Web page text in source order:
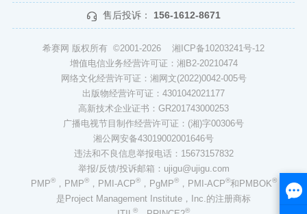
售后投诉： 156-1612-8671
希赛网 版权所有 ©2001-2026 湘ICP备10203241号-12
增值电信业务经营许可证：湘B2-20210474
网络文化经营许可证：湘网文(2022)0042-005号
出版物经营许可证：4301042021177
高新技术企业证书：GR201743000253
广播电视节目制作经营许可证：(湘)字00306号
湘公网安备43019002001646号
违法和不良信息举报电话：15673157832
举报/反馈/投诉邮箱：ujigu@ujigu.com
PMP®，PMP®，PMI-ACP®，PgMP®，PMI-ACP®和PMBOK®
是Project Management Institute，Inc.的注册商标
® ®